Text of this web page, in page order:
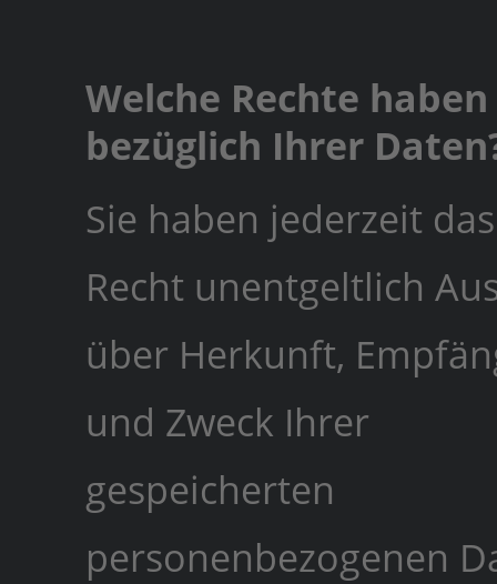
Welche Rechte haben
bezüglich Ihrer
Sie haben jederzeit das
Recht unentgeltlich
über Herkunft,
und Zweck Ihrer
gespeicherten
personenbezogenen